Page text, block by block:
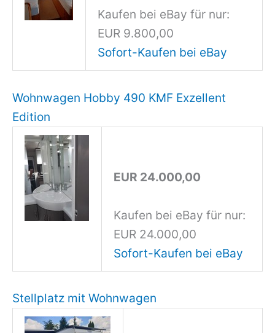
Kaufen bei eBay für nur:
EUR 9.800,00
Sofort-Kaufen bei eBay
Wohnwagen Hobby 490 KMF Exzellent
Edition
EUR 24.000,00
Kaufen bei eBay für nur:
EUR 24.000,00
Sofort-Kaufen bei eBay
Stellplatz mit Wohnwagen